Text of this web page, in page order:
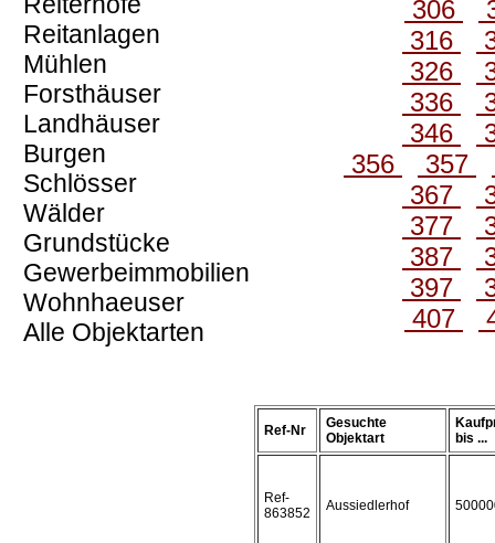
Reitanlagen
Mühlen
Forsthäuser
Landhäuser
Burgen
Schlösser
Wälder
Grundstücke
Gewerbeimmobilien
Wohnhaeuser
Alle Objektarten
306
316
326
336
346
356
357
367
377
387
397
407
Ref-Nr
Gesuchte
Objektart
bis ...
Ref-
863852
Aussiedlerhof